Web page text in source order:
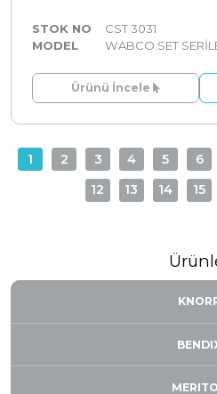
STOK NO
CST 3031
MODEL
WABCO:SET
Ürünü İncele
1 2 3 4 5 6
12
13 14 15